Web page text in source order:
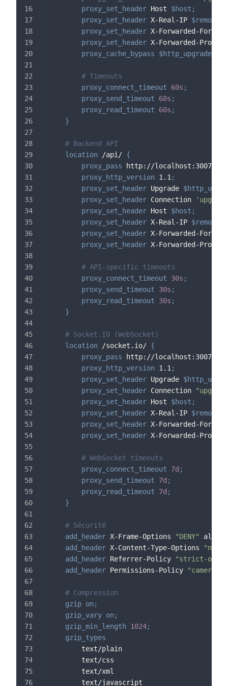
proxy_set_header Host $host ;
proxy_set_header X-Real-IP
proxy_set_header X-Forwarded-For
proxy_set_header X-Forwarded-Proto
proxy_cache_bypass
$http_upgrade
# Timeouts
proxy_connect_timeout
60s ;
proxy_send_timeout
60s ;
proxy_read_timeout
60s ;
}
# Backend API
location /api/ {
proxy_pass http://localhost:3007
proxy_http_version 1.1 ;
proxy_set_header Upgrade
proxy_set_header Connection
proxy_set_header Host $host ;
proxy_set_header X-Real-IP
proxy_set_header X-Forwarded-For
proxy_set_header X-Forwarded-Proto
# API-specific timeouts
proxy_connect_timeout
30s ;
proxy_send_timeout
30s ;
proxy_read_timeout
30s ;
}
# Socket.IO (WebSocket)
location /socket.io/ {
proxy_pass http://localhost:3007
proxy_http_version 1.1 ;
proxy_set_header Upgrade
proxy_set_header Connection
proxy_set_header Host $host ;
proxy_set_header X-Real-IP
proxy_set_header X-Forwarded-For
proxy_set_header X-Forwarded-Proto
# WebSocket timeouts
proxy_connect_timeout
7d ;
proxy_send_timeout
7d ;
proxy_read_timeout
7d ;
}
# Sécurité
add_header X-Frame-Options "DENY"
always
add_header X-Content-Type-Options
add_header Referrer-Policy
"strict-
add_header Permissions-Policy
# Compression
gzip on;
gzip_vary on;
gzip_min_length 1024;
gzip_types
        text/plain
        text/css
        text/xml
        text/javascript